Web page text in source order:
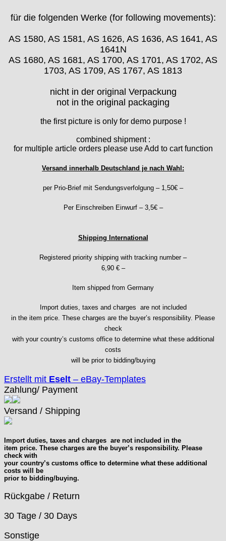
Emes
EUW
F "Felsa"
GUB "Glashütter Uhrenbetrieb"
HB "Hermann Becker"
Helvetia
HF Bauer
Junghans
Kienzle
Lanco
Osco
Otero
Peseux
ST "Standard "
Tissot
Unitas
für die folgenden Werke (for following movements):
AS 1580, AS 1581, AS 1626, AS 1636, AS 1641, AS
1641N
AS 1680, AS 1681, AS 1700, AS 1701, AS 1702, AS
1703, AS 1709, AS 1767, AS 1813
nicht in der original Verpackung
not in the original packaging
the first picture is only for demo purpose !
combined shipment :
for multiple article orders please use Add to cart function
Versand innerhalb Deutschland je nach Wahl:
per Prio-Brief mit Sendungsverfolgung – 1,50€ –
Per Einschreiben Einwurf – 3,5€ –
Shipping International
Registered priority shipping with tracking number –
6,90 € –
Item shipped from Germany
Import duties, taxes and charges are not included
in the item price. These charges are the buyer’s responsibility. Please
check
with your country’s customs office to determine what these additional
costs
will be prior to bidding/buying
Erstellt mit Eselt – eBay-Templates
Zahlung/ Payment
Versand / Shipping
Import duties, taxes and charges are not included in the
item price. These charges are the buyer’s responsibility. Please
check with
your country’s customs office to determine what these additional
costs will be
prior to bidding/buying.
Rückgabe / Return
30 Tage / 30 Days
Sonstige